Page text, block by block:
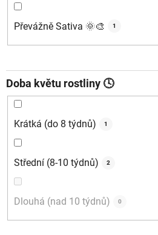
Převážně Sativa 🌞🎨 1
Doba květu rostliny 🕓
Krátká (do 8 týdnů) 1
Střední (8-10 týdnů) 2
Dlouhá (nad 10 týdnů) 0